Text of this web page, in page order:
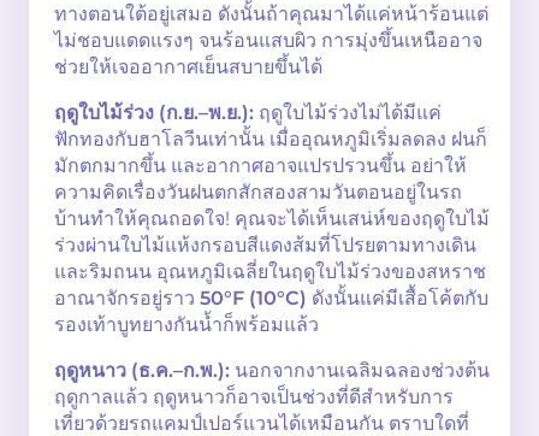
ทางตอนใต้อยู่เสมอ ดังนั้นถ้าคุณมาได้แค่หน้าร้อนแต่
ไม่ชอบแดดแรงๆ จนร้อนแสบผิว การมุ่งขึ้นเหนืออาจ
ช่วยให้เจออากาศเย็นสบายขึ้นได้
ฤดูใบไม้ร่วง (ก.ย.–พ.ย.): ฤดูใบไม้ร่วงไม่ได้มีแค่
ฟักทองกับฮาโลวีนเท่านั้น เมื่ออุณหภูมิเริ่มลดลง ฝนก็
มักตกมากขึ้น และอากาศอาจแปรปรวนขึ้น อย่าให้
ความคิดเรื่องวันฝนตกสักสองสามวันตอนอยู่ในรถ
บ้านทำให้คุณถอดใจ! คุณจะได้เห็นเสน่ห์ของฤดูใบไม้
ร่วงผ่านใบไม้แห้งกรอบสีแดงส้มที่โปรยตามทางเดิน
และริมถนน อุณหภูมิเฉลี่ยในฤดูใบไม้ร่วงของสหราช
อาณาจักรอยู่ราว 50°F (10°C) ดังนั้นแค่มีเสื้อโค้ตกับ
รองเท้าบูทยางกันน้ำก็พร้อมแล้ว
ฤดูหนาว (ธ.ค.–ก.พ.): นอกจากงานเฉลิมฉลองช่วงต้น
ฤดูกาลแล้ว ฤดูหนาวก็อาจเป็นช่วงที่ดีสำหรับการ
เที่ยวด้วยรถแคมป์เปอร์แวนได้เหมือนกัน ตราบใดที่